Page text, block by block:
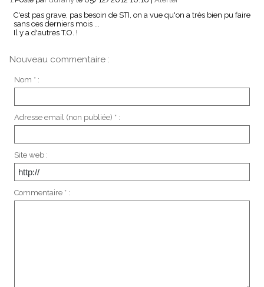
C'est pas grave, pas besoin de STI, on a vue qu'on a très bien pu faire
sans ces derniers mois ...
Il y a d'autres T.O. !
Nouveau commentaire :
Nom * :
Adresse email (non publiée) * :
Site web :
Commentaire * :